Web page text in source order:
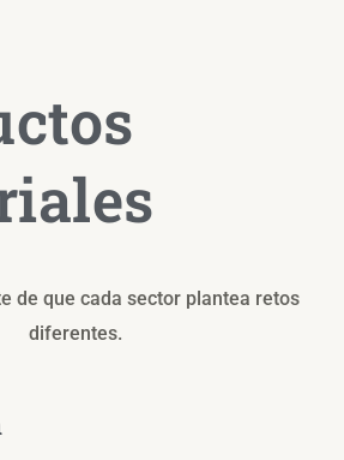
de que cada sector plantea retos
diferentes.